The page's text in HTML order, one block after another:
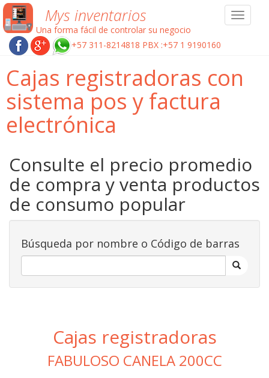
Toggle
Mys inventarios
Una forma fácil de controlar su negocio
+57 311-8214818 PBX :+57 1 9190160
Cajas registradoras con
sistema pos y factura
electrónica
Consulte el precio promedio
de compra y venta productos
de consumo popular
Búsqueda por nombre o Código de barras
Cajas registradoras
FABULOSO CANELA 200CC